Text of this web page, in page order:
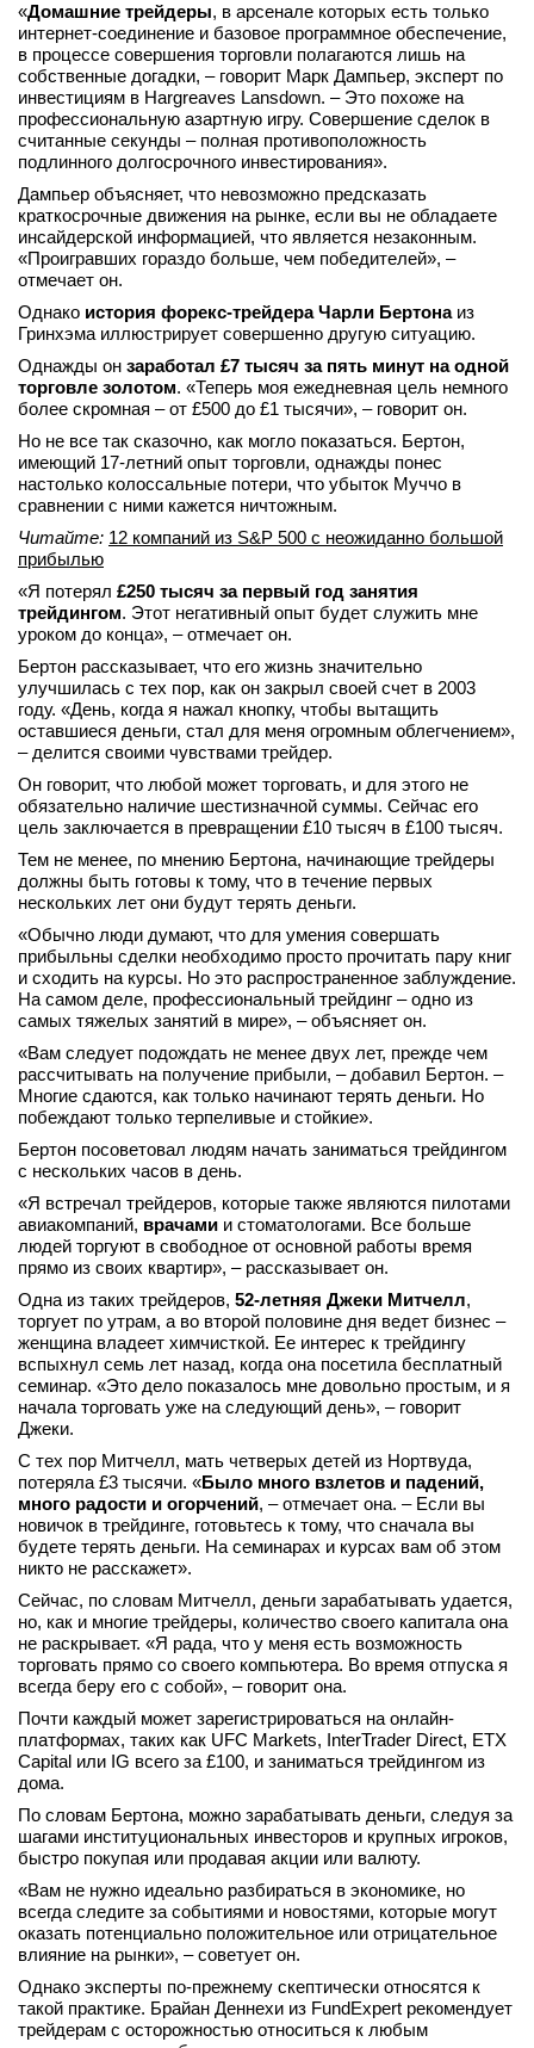
«Домашние трейдеры, в арсенале которых есть только
интернет-соединение и базовое программное обеспечение,
в процессе совершения торговли полагаются лишь на
собственные догадки, – говорит Марк Дампьер, эксперт по
инвестициям в Hargreaves Lansdown. – Это похоже на
профессиональную азартную игру. Совершение сделок в
считанные секунды – полная противоположность
подлинного долгосрочного инвестирования».
Дампьер объясняет, что невозможно предсказать
краткосрочные движения на рынке, если вы не обладаете
инсайдерской информацией, что является незаконным.
«Проигравших гораздо больше, чем победителей», –
отмечает он.
Однако история форекс-трейдера Чарли Бертонаиз
Гринхэма иллюстрирует совершенно другую ситуацию.
Однажды он заработал £7 тысяч за пять минут на одной
торговле золотом. «Теперь моя ежедневная цель немного
более скромная – от £500 до £1 тысячи», – говорит он.
Но не все так сказочно, как могло показаться. Бертон,
имеющий 17-летний опыт торговли, однажды понес
настолько колоссальные потери, что убыток Муччо в
сравнении с ними кажется ничтожным.
Читайте: 12 компаний из S&P 500 с неожиданно большой
прибылью
«Я потерял £250 тысяч за первый год занятия
трейдингом. Этот негативный опыт будет служить мне
уроком до конца», – отмечает он.
Бертон рассказывает, что его жизнь значительно
улучшилась с тех пор, как он закрыл своей счет в 2003
году. «День, когда я нажал кнопку, чтобы вытащить
оставшиеся деньги, стал для меня огромным облегчением»,
– делится своими чувствами трейдер.
Он говорит, что любой может торговать, и для этого не
обязательно наличие шестизначной суммы. Сейчас его
цель заключается в превращении £10 тысяч в £100 тысяч.
Тем не менее, по мнению Бертона, начинающие трейдеры
должны быть готовы к тому, что в течение первых
нескольких лет они будут терять деньги.
«Обычно люди думают, что для умения совершать
прибыльны сделки необходимо просто прочитать пару книг
и сходить на курсы. Но это распространенное заблуждение.
На самом деле, профессиональный трейдинг – одно из
самых тяжелых занятий в мире», – объясняет он.
«Вам следует подождать не менее двух лет, прежде чем
рассчитывать на получение прибыли, – добавил Бертон. –
Многие сдаются, как только начинают терять деньги. Но
побеждают только терпеливые и стойкие».
Бертон посоветовал людям начать заниматься трейдингом
с нескольких часов в день.
«Я встречал трейдеров, которые также являются пилотами
авиакомпаний, врачами и стоматологами. Все больше
людей торгуют в свободное от основной работы время
прямо из своих квартир», – рассказывает он.
Одна из таких трейдеров, 52-летняя Джеки Митчелл,
торгует по утрам, а во второй половине дня ведет бизнес –
женщина владеет химчисткой. Ее интерес к трейдингу
вспыхнул семь лет назад, когда она посетила бесплатный
семинар. «Это дело показалось мне довольно простым, и я
начала торговать уже на следующий день», – говорит
Джеки.
С тех пор Митчелл, мать четверых детей из Нортвуда,
потеряла £3 тысячи. «Было много взлетов и падений,
много радости и огорчений, – отмечает она. – Если вы
новичок в трейдинге, готовьтесь к тому, что сначала вы
будете терять деньги. На семинарах и курсах вам об этом
никто не расскажет».
Сейчас, по словам Митчелл, деньги зарабатывать удается,
но, как и многие трейдеры, количество своего капитала она
не раскрывает. «Я рада, что у меня есть возможность
торговать прямо со своего компьютера. Во время отпуска я
всегда беру его с собой», – говорит она.
Почти каждый может зарегистрироваться на онлайн-
платформах, таких как UFC Markets, InterTrader Direct, ETX
Capital или IG всего за £100, и заниматься трейдингом из
дома.
По словам Бертона, можно зарабатывать деньги, следуя за
шагами институциональных инвесторов и крупных игроков,
быстро покупая или продавая акции или валюту.
«Вам не нужно идеально разбираться в экономике, но
всегда следите за событиями и новостями, которые могут
оказать потенциально положительное или отрицательное
влияние на рынки», – советует он.
Однако эксперты по-прежнему скептически относятся к
такой практике. Брайан Деннехи из FundExpert рекомендует
трейдерам с осторожностью относиться к любым